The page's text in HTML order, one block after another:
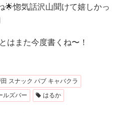
🌟惚気話沢山聞けて嬉しかっ
はまた今度書くね〜！
スナック パブ キャバクラ
ルズバー はるか